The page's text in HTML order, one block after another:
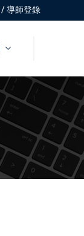
/導師登錄